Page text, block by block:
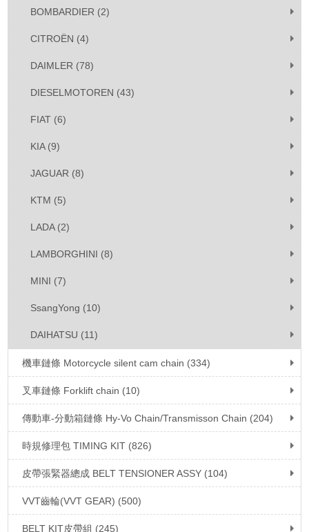
BOMBARDIER (2)
CITROËN (4)
DAIMLER (78)
DIESELMOTOREN (43)
FIAT (6)
KIA (9)
JAGUAR (8)
KTM (5)
LADA (2)
LAMBORGHINI (8)
MINI (7)
SsangYong (10)
DAIHATSU (11)
機車鏈條 Motorcycle silent cam chain (334)
叉車鏈條 Forklift chain (10)
傳動車-分動箱鏈條 Hy-Vo Chain/Transmisson Chain (204)
時規修理包 TIMING KIT (826)
皮帶張緊器總成 BELT TENSIONER ASSY (104)
VVT齒輪(VVT GEAR) (500)
BELT KIT皮帶組 (245)